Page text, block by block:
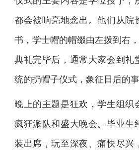
都会被响亮地念出。他们从院
书，学士帽的帽缀由左拨到右
典礼完毕后，通常大家会到礼
统的扔帽子仪式，象征日后的
晚上的主题是狂欢，学生组织
疯狂派队和盛大晚会。毕业生
装出席，玩至深夜、痛快尽兴